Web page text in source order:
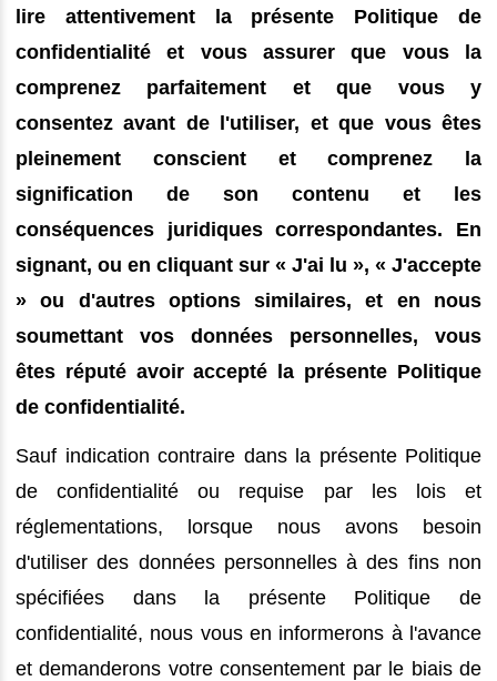
lire attentivement la présente Politique de
confidentialité et vous assurer que vous la
comprenez parfaitement et que vous y
consentez avant de l'utiliser, et que vous êtes
pleinement conscient et comprenez la
signification de son contenu et les
conséquences juridiques correspondantes. En
signant, ou en cliquant sur « J'ai lu », « J'accepte
» ou d'autres options similaires, et en nous
soumettant vos données personnelles, vous
êtes réputé avoir accepté la présente Politique
de confidentialité.
Sauf indication contraire dans la présente Politique
de confidentialité ou requise par les lois et
réglementations, lorsque nous avons besoin
d'utiliser des données personnelles à des fins non
spécifiées dans la présente Politique de
confidentialité, nous vous en informerons à l'avance
et demanderons votre consentement par le biais de